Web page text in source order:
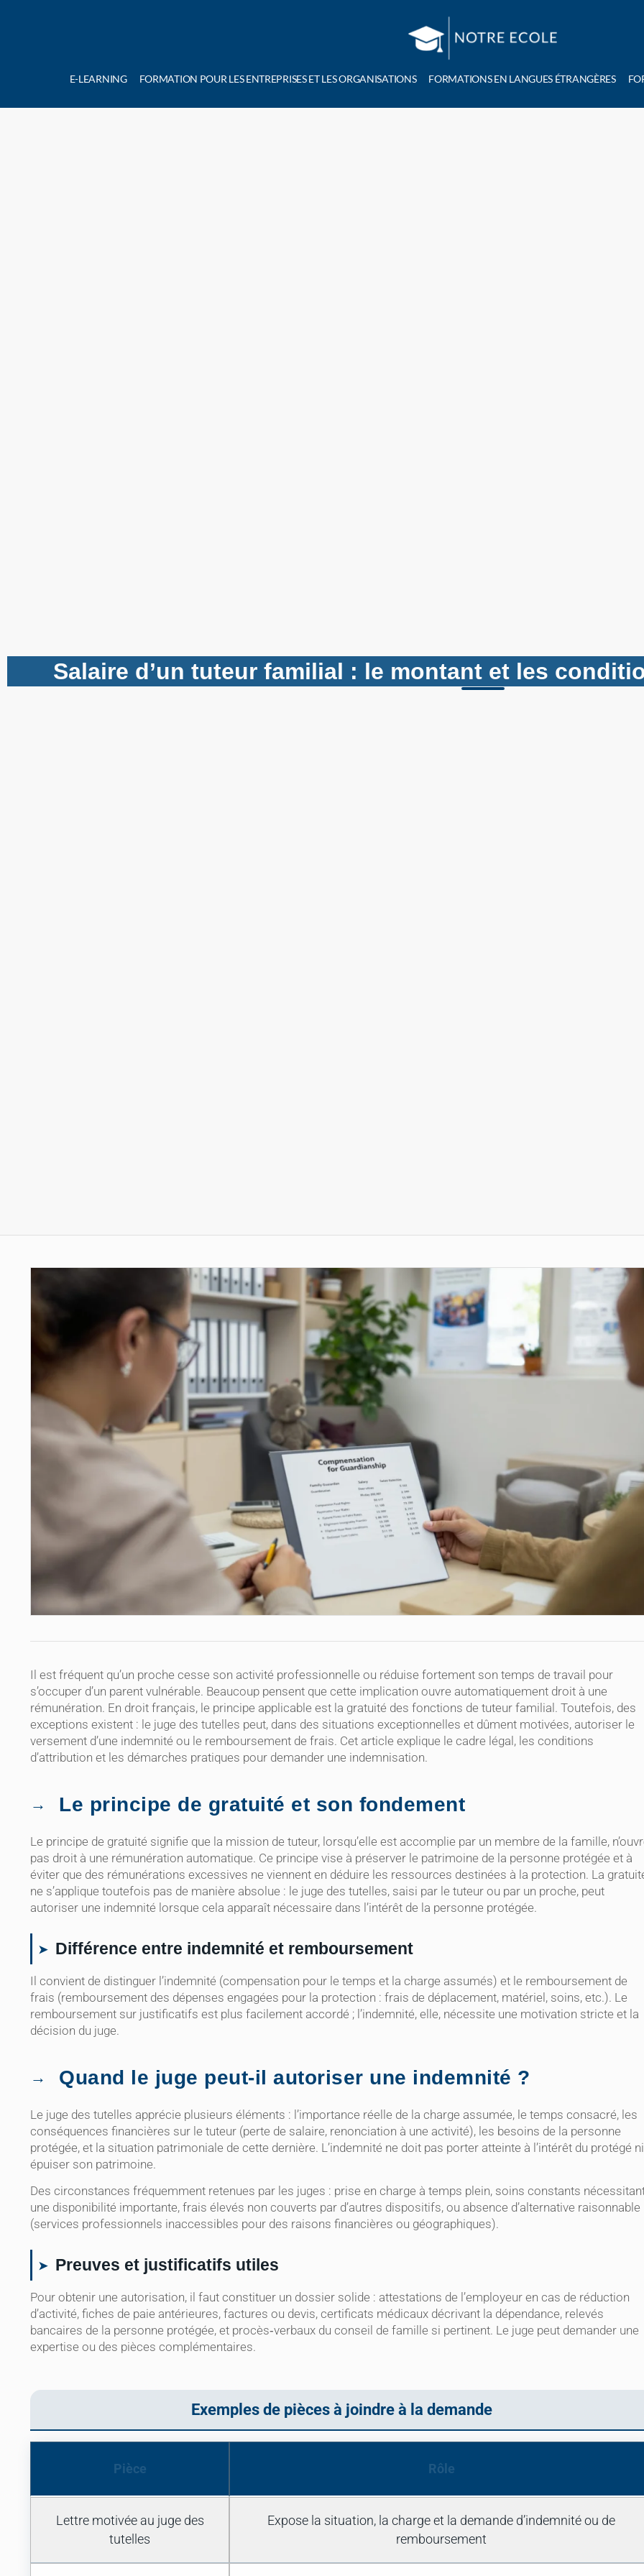
E-LEARNING FORMATION POUR LES ENTREPRISES ET LES ORGANISATIONS FORMATIONS EN LANGUES ÉTRANGÈRES
Salaire d’un tuteur familial : le montant et les
Il est fréquent qu’un proche cesse son activité professionnelle ou réduise fortement son temps de travail pour
s’occuper d’un parent vulnérable. Beaucoup pensent que cette implication ouvre automatiquement droit à une
rémunération. En droit français, le principe applicable est la gratuité des fonctions de tuteur familial. Toutefois, des
exceptions existent : le juge des tutelles peut, dans des situations exceptionnelles et dûment motivées, autoriser le
versement d’une indemnité ou le remboursement de frais. Cet article explique le cadre légal, les conditions
d’attribution et les démarches pratiques pour demander une indemnisation.
Le principe de gratuité et son fondement
Le principe de gratuité signifie que la mission de tuteur, lorsqu’elle est accomplie par un membre de la famille,
pas droit à une rémunération automatique. Ce principe vise à préserver le patrimoine de la personne protégée et à
éviter que des rémunérations excessives ne viennent en déduire les ressources destinées à la protection. La
ne s’applique toutefois pas de manière absolue : le juge des tutelles, saisi par le tuteur ou par un proche, peut
autoriser une indemnité lorsque cela apparaît nécessaire dans l’intérêt de la personne protégée.
Différence entre indemnité et remboursement
Il convient de distinguer l’indemnité (compensation pour le temps et la charge assumés) et le remboursement de
frais (remboursement des dépenses engagées pour la protection : frais de déplacement, matériel, soins, etc.). Le
remboursement sur justificatifs est plus facilement accordé ; l’indemnité, elle, nécessite une motivation stricte et la
décision du juge.
Quand le juge peut‑il autoriser une indemnité ?
Le juge des tutelles apprécie plusieurs éléments : l’importance réelle de la charge assumée, le temps consacré, les
conséquences financières sur le tuteur (perte de salaire, renonciation à une activité), les besoins de la personne
protégée, et la situation patrimoniale de cette dernière. L’indemnité ne doit pas porter atteinte à l’intérêt du protégé ni
épuiser son patrimoine.
Des circonstances fréquemment retenues par les juges : prise en charge à temps plein, soins constants
une disponibilité importante, frais élevés non couverts par d’autres dispositifs, ou absence d’alternative raisonnable
(services professionnels inaccessibles pour des raisons financières ou géographiques).
Preuves et justificatifs utiles
Pour obtenir une autorisation, il faut constituer un dossier solide : attestations de l’employeur en cas de réduction
d’activité, fiches de paie antérieures, factures ou devis, certificats médicaux décrivant la dépendance, relevés
bancaires de la personne protégée, et procès‑verbaux du conseil de famille si pertinent. Le juge peut demander une
expertise ou des pièces complémentaires.
Exemples de pièces à joindre à la demande
Pièce Rôle
Lettre motivée au juge des
tutelles
Expose la situation, la charge et la demande d’indemnité ou de
remboursement